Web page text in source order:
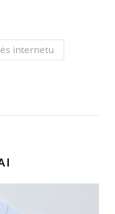
internetu